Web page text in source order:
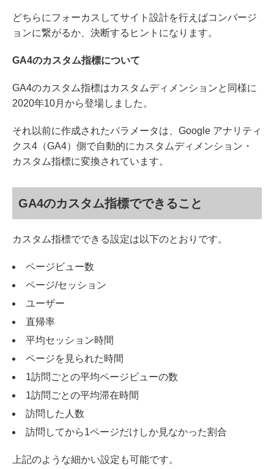
どちらにフォーカスしてサイト設計を行えばコンバージ
ョンに繋がるか、決断するヒントになります。
GA4のカスタム指標について
GA4のカスタム指標はカスタムディメンションと同様に
2020年10月から登場しました。
それ以前に作成されたパラメータは、Google アナリティ
クス4（GA4）側で自動的にカスタムディメンション・
カスタム指標に変換されています。
GA4のカスタム指標でできること
カスタム指標でできる設定は以下のとおりです。
ページビュー数
ページ/セッション
ユーザー
直帰率
平均セッション時間
ページを見られた時間
1訪問ごとの平均ページビューの数
1訪問ごとの平均滞在時間
訪問した人数
訪問してから1ページだけしか見なかった割合
上記のような細かい設定も可能です。